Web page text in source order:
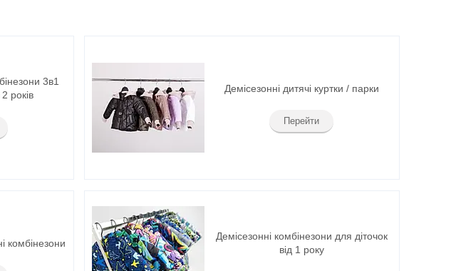
3в1
років
Демісезонні дитячі куртки / парки
Перейти
комбінезони
Демісезонні комбінезони для діточок
від 1 року